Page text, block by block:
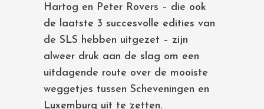
Hartog en Peter Rovers – die ook
de laatste 3 succesvolle edities van
de SLS hebben uitgezet – zijn
alweer druk aan de slag om een
uitdagende route over de mooiste
weggetjes tussen Scheveningen en
Luxemburg uit te zetten.